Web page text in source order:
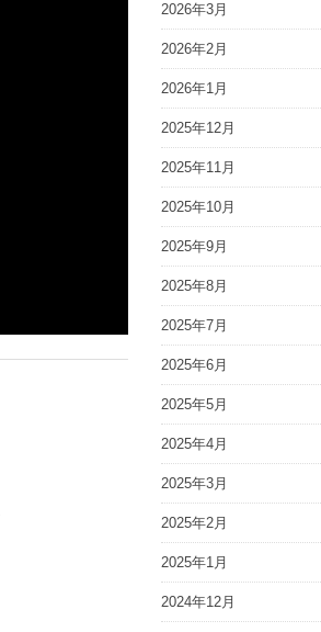
2026年3月
2026年2月
2026年1月
2025年12月
2025年11月
2025年10月
2025年9月
2025年8月
2025年7月
2025年6月
2025年5月
2025年4月
2025年3月
2025年2月
2025年1月
2024年12月